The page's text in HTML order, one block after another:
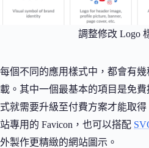
調整修改 Logo
每個不同的應用樣式中，都會有
載。其中一個最基本的項目是免
式就需要升級至付費方案才能取
站專用的 Favicon，也可以搭配
外製作更精緻的網站圖示。